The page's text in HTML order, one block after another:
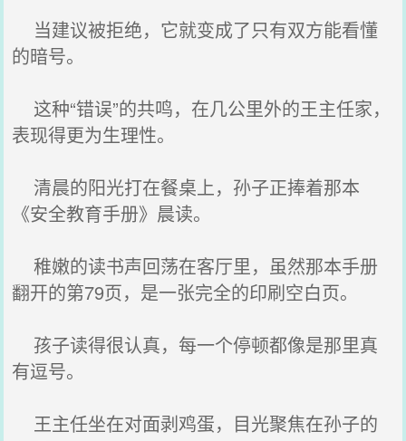
当建议被拒绝，它就变成了只有双方能看懂
的暗号。
这种“错误”的共鸣，在几公里外的王主任家，
表现得更为生理性。
清晨的阳光打在餐桌上，孙子正捧着那本
《安全教育手册》晨读。
稚嫩的读书声回荡在客厅里，虽然那本手册
翻开的第79页，是一张完全的印刷空白页。
孩子读得很认真，每一个停顿都像是那里真
有逗号。
王主任坐在对面剥鸡蛋，目光聚焦在孙子的